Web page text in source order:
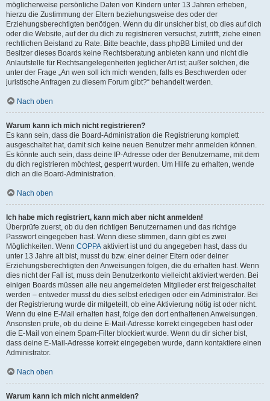
möglicherweise persönliche Daten von Kindern unter 13 Jahren erheben,
hierzu die Zustimmung der Eltern beziehungsweise des oder der
Erziehungsberechtigten benötigen. Wenn du dir unsicher bist, ob dies auf dich
oder die Website, auf der du dich zu registrieren versuchst, zutrifft, ziehe einen
rechtlichen Beistand zu Rate. Bitte beachte, dass phpBB Limited und der
Besitzer dieses Boards keine Rechtsberatung anbieten kann und nicht die
Anlaufstelle für Rechtsangelegenheiten jeglicher Art ist; außer solchen, die
unter der Frage „An wen soll ich mich wenden, falls es Beschwerden oder
juristische Anfragen zu diesem Forum gibt?“ behandelt werden.
Nach oben
Warum kann ich mich nicht registrieren?
Es kann sein, dass die Board-Administration die Registrierung komplett
ausgeschaltet hat, damit sich keine neuen Benutzer mehr anmelden können.
Es könnte auch sein, dass deine IP-Adresse oder der Benutzername, mit dem
du dich registrieren möchtest, gesperrt wurden. Um Hilfe zu erhalten, wende
dich an die Board-Administration.
Nach oben
Ich habe mich registriert, kann mich aber nicht anmelden!
Überprüfe zuerst, ob du den richtigen Benutzernamen und das richtige
Passwort eingegeben hast. Wenn diese stimmen, dann gibt es zwei
Möglichkeiten. Wenn COPPA aktiviert ist und du angegeben hast, dass du
unter 13 Jahre alt bist, musst du bzw. einer deiner Eltern oder deiner
Erziehungsberechtigten den Anweisungen folgen, die du erhalten hast. Wenn
dies nicht der Fall ist, muss dein Benutzerkonto vielleicht aktiviert werden. Bei
einigen Boards müssen alle neu angemeldeten Mitglieder erst freigeschaltet
werden – entweder musst du dies selbst erledigen oder ein Administrator. Bei
der Registrierung wurde dir mitgeteilt, ob eine Aktivierung nötig ist oder nicht.
Wenn du eine E-Mail erhalten hast, folge den dort enthaltenen Anweisungen.
Ansonsten prüfe, ob du deine E-Mail-Adresse korrekt eingegeben hast oder
die E-Mail von einem Spam-Filter blockiert wurde. Wenn du dir sicher bist,
dass deine E-Mail-Adresse korrekt eingegeben wurde, dann kontaktiere einen
Administrator.
Nach oben
Warum kann ich mich nicht anmelden?